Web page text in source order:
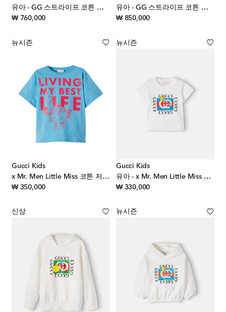
유아 - GG 스트라이프 코튼 포플린 버뮤다 쇼츠
₩ 760,000original price
유아 - GG 스트라이프 코튼 포플린 셔츠
₩ 850,000original price
뉴시즌
Gucci Kids
x Mr. Men Little Miss 코튼 저지 티셔츠
₩ 350,000original price
뉴시즌
Gucci Kids
유아 - x Mr. Men Little Miss 코튼 저지 티셔츠
₩ 330,000original price
신상 뉴시즌